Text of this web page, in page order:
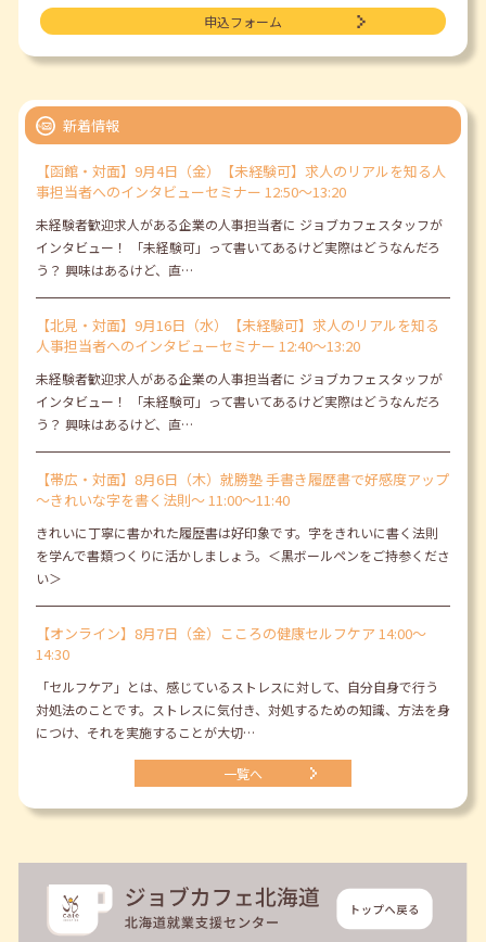
申込フォーム
新着情報
【函館・対面】9月4日（金）【未経験可】求人のリアルを知る人
事担当者へのインタビューセミナー 12:50～13:20
未経験者歓迎求人がある企業の人事担当者に ジョブカフェスタッフが
インタビュー！ 「未経験可」って書いてあるけど実際はどうなんだろ
う？ 興味はあるけど、直…
【北見・対面】9月16日（水）【未経験可】求人のリアルを知る
人事担当者へのインタビューセミナー 12:40～13:20
未経験者歓迎求人がある企業の人事担当者に ジョブカフェスタッフが
インタビュー！ 「未経験可」って書いてあるけど実際はどうなんだろ
う？ 興味はあるけど、直…
【帯広・対面】8月6日（木）就勝塾 手書き履歴書で好感度アップ
～きれいな字を書く法則～ 11:00～11:40
きれいに丁寧に書かれた履歴書は好印象です。字をきれいに書く法則
を学んで書類つくりに活かしましょう。＜黒ボールペンをご持参くださ
い＞
【オンライン】8月7日（金）こころの健康セルフケア 14:00～
14:30
「セルフケア」とは、感じているストレスに対して、自分自身で行う
対処法のことです。ストレスに気付き、対処するための知識、方法を身
につけ、それを実施することが大切…
一覧へ